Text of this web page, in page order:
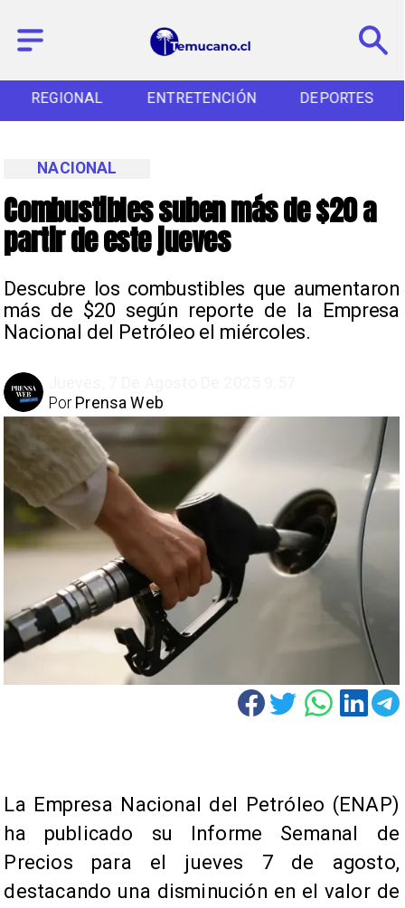
REGIONAL ENTRETENCIÓN DEPORTES
Combustibles suben más de $20 a
partir de este jueves
Descubre los combustibles que aumentaron
más de $20 según reporte de la Empresa
Nacional del Petróleo el miércoles.
NACIONAL
Prensa Web
Por
La Empresa Nacional del Petróleo (ENAP)
ha publicado su Informe Semanal de
Precios para el jueves 7 de agosto,
destacando una disminución en el valor de